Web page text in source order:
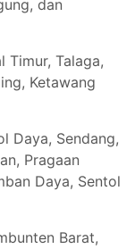
dan
Timur, Talaga,
Ketawang
Daya, Sendang,
Pragaan
Daya, Sentol
Barat,